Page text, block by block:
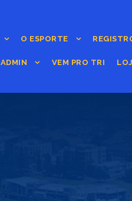
O ESPORTE
ADMIN VEM PRO TRI